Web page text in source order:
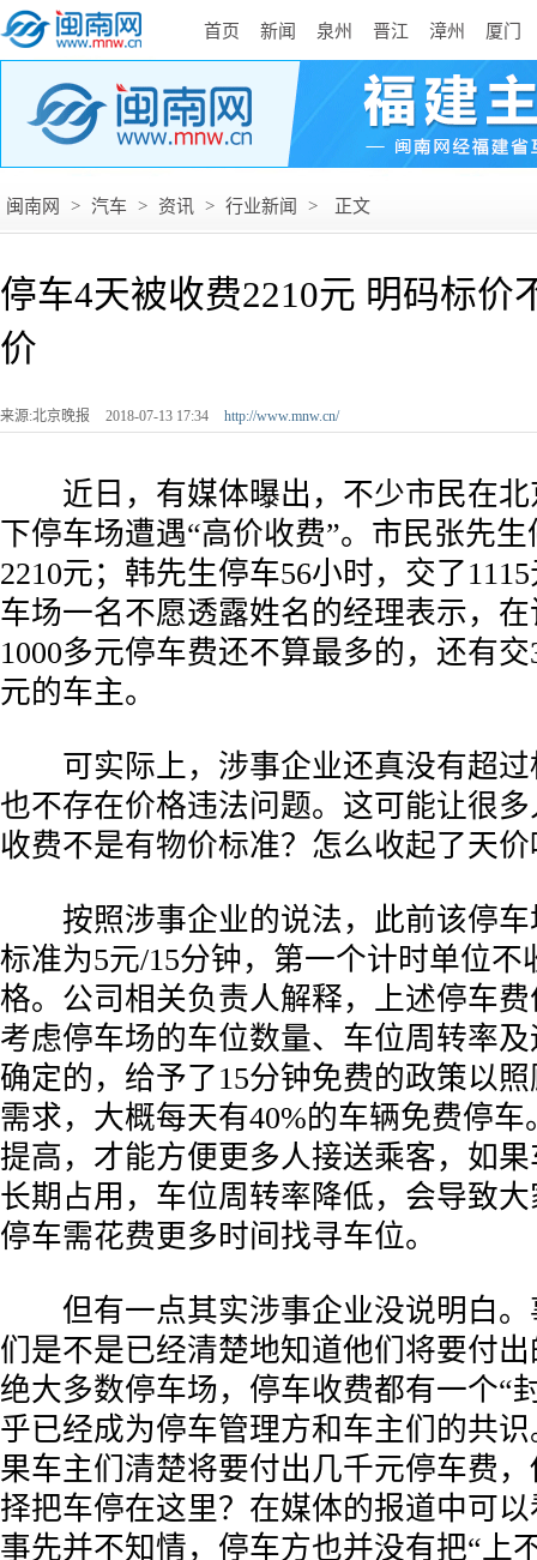
首页 新闻 泉州 晋江 漳州 厦门
闽南网 > 汽车 > 资讯 > 行业新闻 > 正文
停车4天被收费2210元 明码标价
价
来源:北京晚报 2018-07-13 17:34 http://www.mnw.cn/
近日，有媒体曝出，不少市民在北
下停车场遭遇“高价收费”。市民张先
2210元；韩先生停车56小时，交了
车场一名不愿透露姓名的经理表示，
1000多元停车费还不算最多的，还有交
元的车主。
可实际上，涉事企业还真没有超过
也不存在价格违法问题。这可能让很
收费不是有物价标准？怎么收起了天
按照涉事企业的说法，此前该停车
标准为5元/15分钟，第一个计时单位不
格。公司相关负责人解释，上述停车
考虑停车场的车位数量、车位周转率
确定的，给予了15分钟免费的政策以
需求，大概每天有40%的车辆免费停
提高，才能方便更多人接送乘客，如
长期占用，车位周转率降低，会导致
停车需花费更多时间找寻车位。
但有一点其实涉事企业没说明白。
们是不是已经清楚地知道他们将要付
绝大多数停车场，停车收费都有一个“
乎已经成为停车管理方和车主们的共
果车主们清楚将要付出几千元停车费
择把车停在这里？在媒体的报道中可
事先并不知情，停车方也并没有把“上